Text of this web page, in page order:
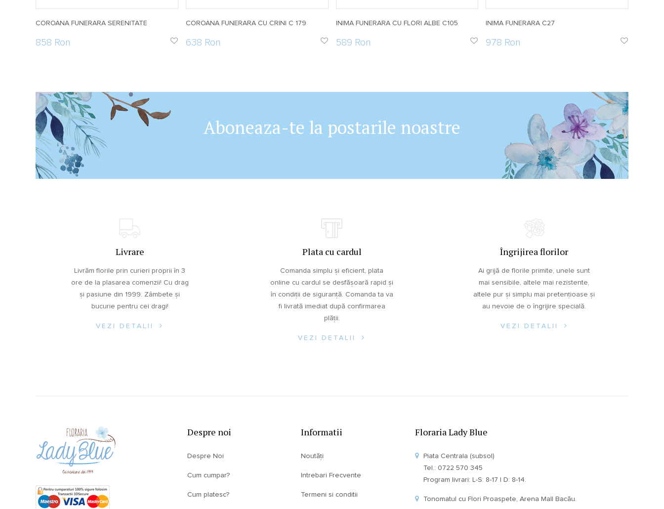
COROANA FUNERARA SERENITATE
858 Ron
COROANA FUNERARA CU CRINI C 179
638 Ron
INIMA FUNERARA CU FLORI ALBE C105
589 Ron
INIMA FUNERARA C27
978 Ron
Aboneaza-te la postarile noastre
Livrare
Livrăm florile prin curieri proprii în 3
ore de la plasarea comenzii! Cu drag
și pasiune din 1999. Zâmbete și
bucurie pentru cei dragi!
VEZI DETALII
Plata cu cardul
Comanda simplu și eficient, plata
online cu cardul se desfășoară rapid și
în condiții de siguranță. Comanda ta va
fi livrată imediat după confirmarea
plății.
VEZI DETALII
Îngrijirea florilor
Ai grijă de florile primite, unele sunt
mai sensibile, altele mai rezistente,
altele pur și simplu mai pretențioase și
au nevoie de o îngrijire specială.
VEZI DETALII
Despre noi
Despre Noi
Cum cumpar?
Cum platesc?
Informatii
Noutăți
Intrebari Frecvente
Termeni si conditii
Floraria Lady Blue
Piata Centrala (subsol)
Tel.: 0722 570 345
Program livrari: L-S: 8-17 | D: 8-14.
Tonomatul cu Flori Proaspete, Arena Mall Bacău.